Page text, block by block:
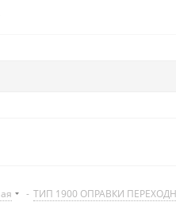
- ТИП 1900 ОПРАВКИ